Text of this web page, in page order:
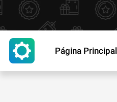
Página Principal